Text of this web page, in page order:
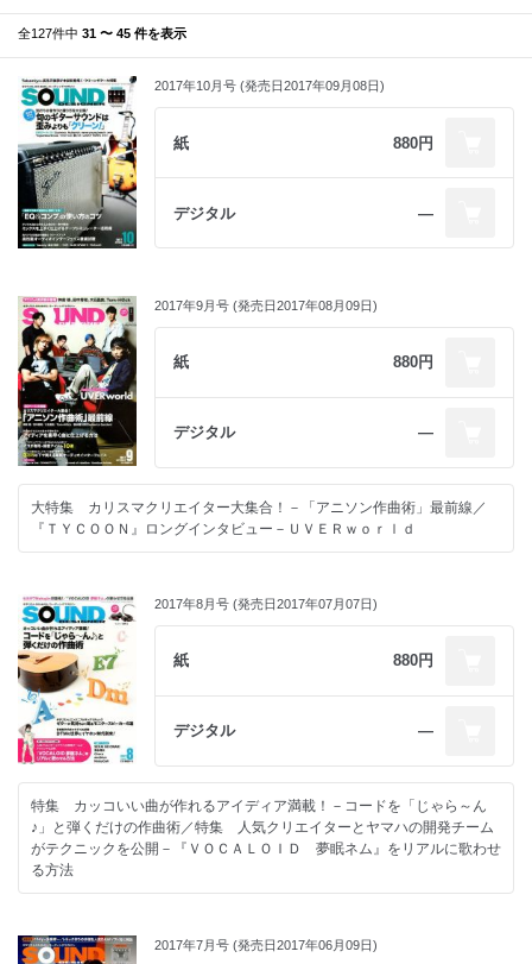
全127件中 31 〜 45 件を表示
2017年10月号 (発売日2017年09月08日)
紙 880円
デジタル ―
2017年9月号 (発売日2017年08月09日)
紙 880円
デジタル ―
大特集 カリスマクリエイター大集合！－「アニソン作曲術」最前線／
『ＴＹＣＯＯＮ』ロングインタビュー－ＵＶＥＲｗｏｒｌｄ
2017年8月号 (発売日2017年07月07日)
紙 880円
デジタル ―
特集 カッコいい曲が作れるアイディア満載！－コードを「じゃら～ん
♪」と弾くだけの作曲術／特集 人気クリエイターとヤマハの開発チーム
がテクニックを公開－『ＶＯＣＡＬＯＩＤ 夢眠ネム』をリアルに歌わせ
る方法
2017年7月号 (発売日2017年06月09日)